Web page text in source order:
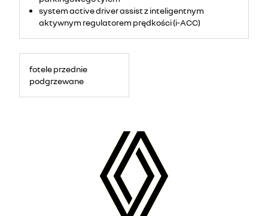
system active driver assist z inteligentnym
aktywnym regulatorem prędkości (i-ACC)
fotele przednie
podgrzewane